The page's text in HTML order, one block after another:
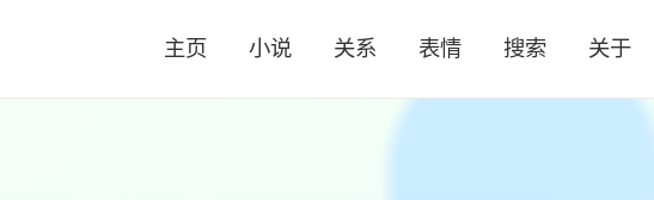
主页 小说 关系 表情 搜索 关于